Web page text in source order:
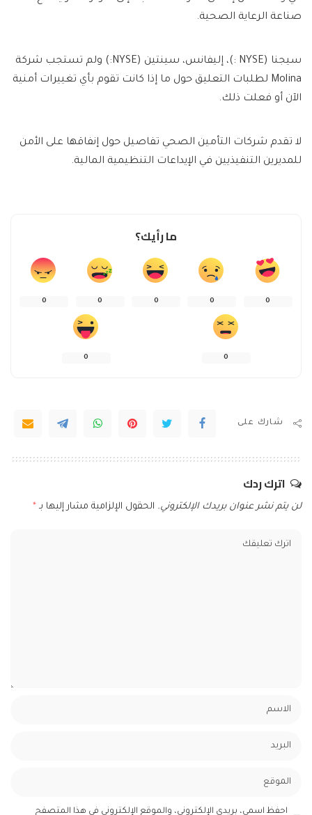
صناعة الرعاية الصحية.
سيجنا (NYSE :)، إليفانس، سينتين
(NYSE:) ولم تستجب شركة
Molina لطلبات التعليق حول ما إذا كانت تقوم بأي تغييرات أمنية
الآن أو فعلت ذلك.
لا تقدم شركات التأمين الصحي تفاصيل حول إنفاقها على الأمن
للمديرين التنفيذيين في الإيداعات التنظيمية المالية.
ما رأيك؟
0
0
0
0
0
0
0
شارك على
اترك ردك
لن يتم نشر عنوان بريدك الإلكتروني. الحقول الإلزامية مشار إليها بـ *
احفظ اسمي، بريدي الإلكتروني، والموقع الإلكتروني في هذا المتصفح